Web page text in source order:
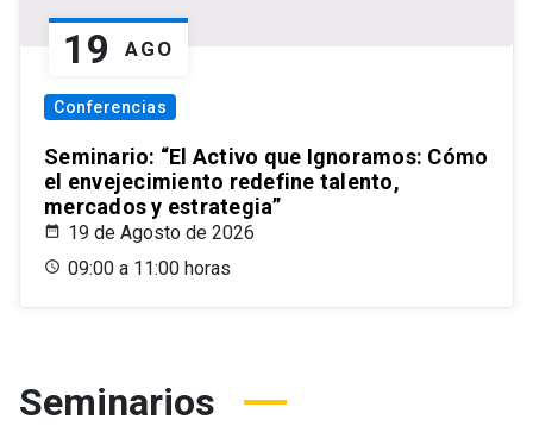
19 AGO
Conferencias
Seminario: “El Activo que Ignoramos: Cómo
el envejecimiento redefine talento,
mercados y estrategia”
19 de Agosto de 2026
09:00 a 11:00 horas
Seminarios